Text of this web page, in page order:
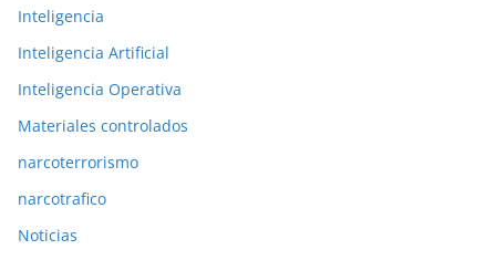
Inteligencia
Inteligencia Artificial
Inteligencia Operativa
Materiales controlados
narcoterrorismo
narcotrafico
Noticias